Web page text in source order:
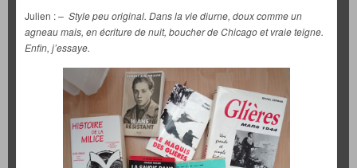
Julien :– Style peu original. Dans la vie diurne, doux comme un
agneau mais, en écriture de nuit, boucher de Chicago et vraie teigne.
Enfin, j’essaye.